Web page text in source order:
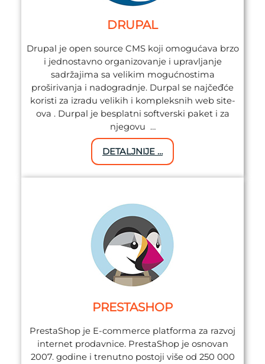
DRUPAL
Drupal je open source CMS koji omogućava brzo
i jednostavno organizovanje i upravljanje
sadržajima sa velikim mogućnostima
proširivanja i nadogradnje. Durpal se najčeđće
koristi za izradu velikih i kompleksnih web site-
ova . Durpal je besplatni softverski paket i za
njegovu …
DETALJNIJE …
PRESTASHOP
PrestaShop je E-commerce platforma za razvoj
internet prodavnice. PrestaShop je osnovan
2007. godine i trenutno postoji više od 250 000